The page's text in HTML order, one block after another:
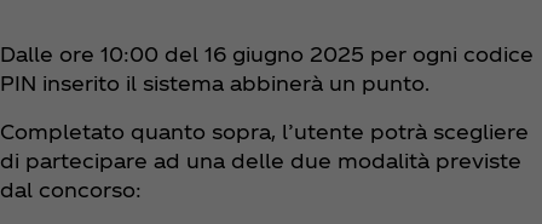
Dalle ore 10:00 del 16 giugno 2025 per ogni codice
PIN inserito il sistema abbinerà un punto.
Completato quanto sopra, l’utente potrà scegliere
di partecipare ad una delle due modalità previste
dal concorso: